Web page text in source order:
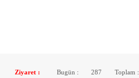
Ziyaret : Bugün : 287 Toplam :